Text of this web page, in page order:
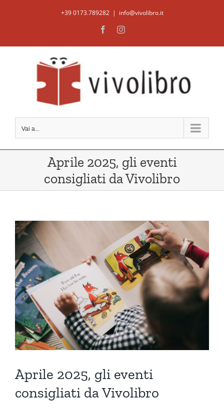
+39 0173.789282 | info@vivolibro.it
FacebookInstagram
Vai a...
Aprile 2025, gli eventi
consigliati da Vivolibro
Ingrandisci
immagine
Aprile 2025, gli eventi
consigliati da Vivolibro